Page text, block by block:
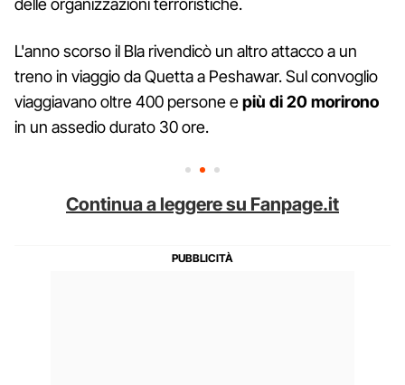
delle organizzazioni terroristiche.
L'anno scorso il Bla rivendicò un altro attacco a un
treno in viaggio da Quetta a Peshawar. Sul convoglio
viaggiavano oltre 400 persone epiù di 20 morirono
in un assedio durato 30 ore.
Continua a leggere su Fanpage.it